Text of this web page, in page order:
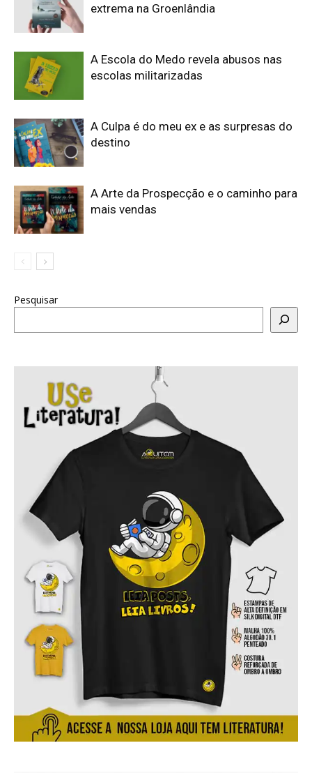
extrema na Groenlândia
A Escola do Medo revela abusos nas
escolas militarizadas
A Culpa é do meu ex e as surpresas do
destino
A Arte da Prospecção e o caminho para
mais vendas
Pesquisar